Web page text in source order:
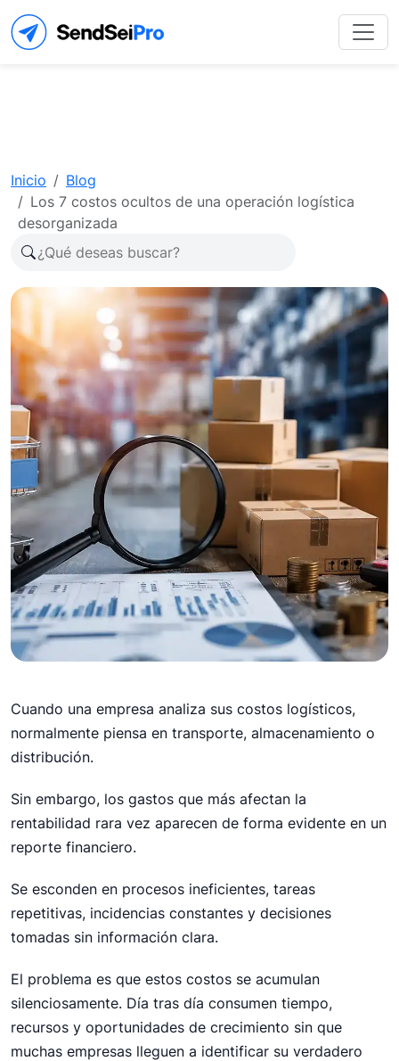
Inicio
Blog
Los 7 costos ocultos de una operación logística
desorganizada
Los 7 costos ocultos de
una operación logística
Muchas empresas pierden dinero sin darse cuenta
por procesos logísticos ineficientes. Descubre los 7
costos ocultos que afectan la rentabilidad, la
Logística Integral
Cuando una empresa analiza sus costos logísticos,
normalmente piensa en transporte, almacenamiento o
distribución.
Sin embargo, los gastos que más afectan la
rentabilidad rara vez aparecen de forma evidente en un
reporte financiero.
Se esconden en procesos ineficientes, tareas
repetitivas, incidencias constantes y decisiones
tomadas sin información clara.
El problema es que estos costos se acumulan
silenciosamente. Día tras día consumen tiempo,
recursos y oportunidades de crecimiento sin que
muchas empresas lleguen a identificar su verdadero